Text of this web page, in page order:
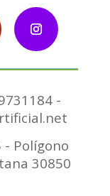
-
- Polígono
30850